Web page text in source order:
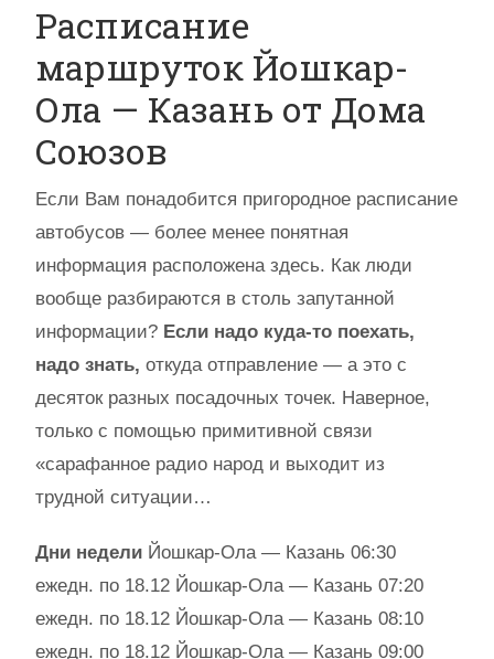
Расписание
маршруток Йошкар-
Ола — Казань от Дома
Союзов
Если Вам понадобится пригородное расписание
автобусов — более менее понятная
информация расположена здесь. Как люди
вообще разбираются в столь запутанной
информации? Если надо куда-то поехать,
надо знать, откуда отправление — а это с
десяток разных посадочных точек. Наверное,
только с помощью примитивной связи
«сарафанное радио народ и выходит из
трудной ситуации…
Дни недели Йошкар-Ола — Казань 06:30
ежедн. по 18.12 Йошкар-Ола — Казань 07:20
ежедн. по 18.12 Йошкар-Ола — Казань 08:10
ежедн. по 18.12 Йошкар-Ола — Казань 09:00